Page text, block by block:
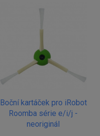
Boční kartáček pro iRobot
Roomba série e/i/j -
neoriginál